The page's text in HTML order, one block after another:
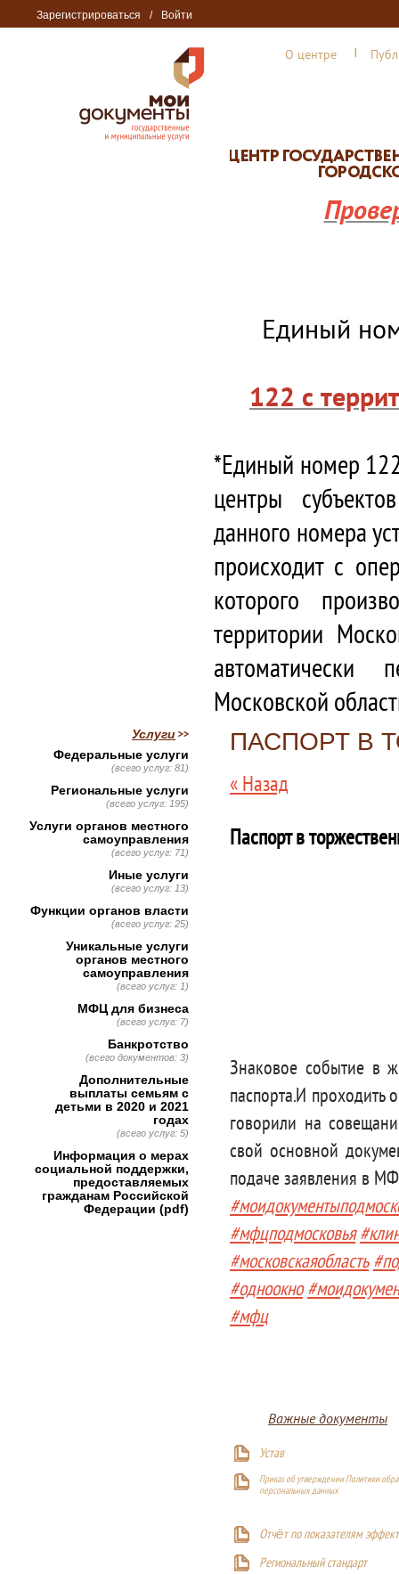
Зарегистрироваться / Войти
О центре
Единый
122 с
*Единый номер
центры
данного номера
происходит с
которого
территории
автоматически
Московской
ПАСПОРТ В
« Назад
Паспорт в
Знаковое событие в
паспорта.И проходить
говорили на
свой основной
подаче заявления в
#мфцподмосковья
#московскаяобласть
#одноокно
#мфц
Важные документы
Устав
Приказ об утверждении Политики
персональных данных
Отчёт по показателям
Региональный стандарт
Услуги
Федеральные услуги
(всего услуг: 81)
Региональные услуги
(всего услуг: 195)
Услуги органов местного
самоуправления
(всего услуг: 71)
Иные услуги
(всего услуг: 13)
Функции органов власти
(всего услуг: 25)
Уникальные услуги
органов местного
самоуправления
(всего услуг: 1)
МФЦ для бизнеса
(всего услуг: 7)
Банкротство
(всего документов: 3)
Дополнительные
выплаты семьям с
детьми в 2020 и 2021
годах
(всего услуг: 5)
Информация о мерах
социальной поддержки,
предоставляемых
гражданам Российской
Федерации (pdf)